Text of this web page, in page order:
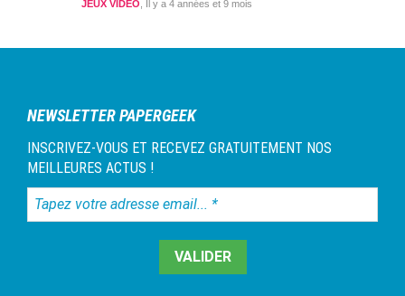
Il y a 4 années et 9 mois
JEUX VIDEO
NEWSLETTER PAPERGEEK
INSCRIVEZ-VOUS ET RECEVEZ GRATUITEMENT NOS
MEILLEURES ACTUS !
Tapez
votre